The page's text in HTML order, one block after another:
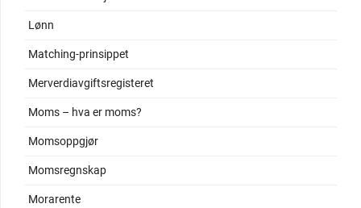
Lønn
Matching-prinsippet
Merverdiavgiftsregisteret
Moms – hva er moms?
Momsoppgjør
Momsregnskap
Morarente